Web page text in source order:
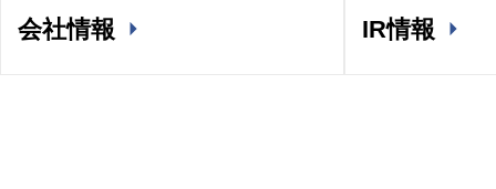
会社情報 IR情報